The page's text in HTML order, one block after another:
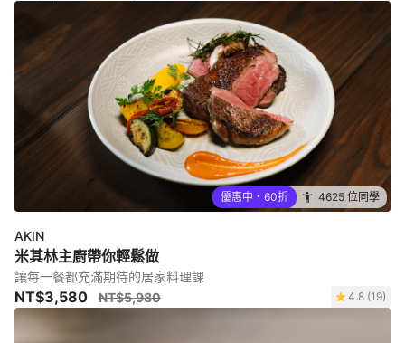
優惠中・60折 4625 位同學
AKIN
米其林主廚帶你輕鬆做
讓每一餐都充滿期待的居家料理課
NT$3,580 NT$5,980 4.8 (19)